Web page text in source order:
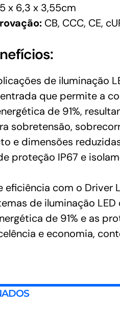
x 6,3 x 3,55cm
CB, CCC, CE,
de iluminação
que permite a
de 91%,
sobretensão,
e dimensões
proteção IP67 e
com o Driver
de iluminação
de 91% e as
e economia,